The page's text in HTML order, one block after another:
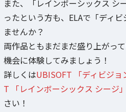
また、「レインボーシックス シ
ったという方も、ELAで「ディ
ませんか？
両作品ともまだまだ盛り上がっ
機会に体験してみましょう！
詳しくはUBISOFT 「ディビジョ
T 「レインボーシックス シージ
さい！